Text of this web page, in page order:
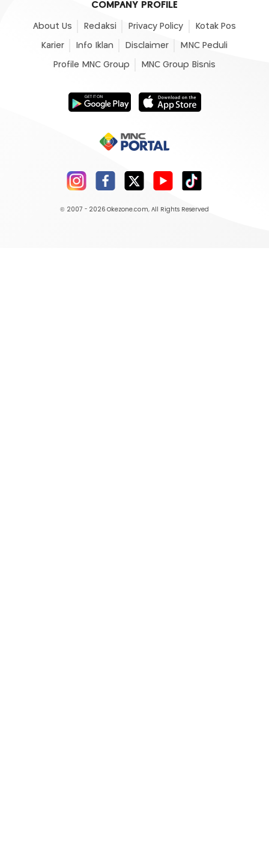
COMPANY PROFILE
About Us Redaksi Privacy Policy Kotak Pos
Karier Info Iklan Disclaimer MNC Peduli
Profile MNC Group MNC Group Bisnis
© 2007 - 2026 Okezone.com, All Rights Reserved